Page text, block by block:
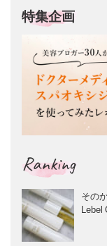
特集企画
Ranking
その
Lebel